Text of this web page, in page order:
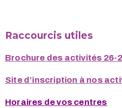
Raccourcis utiles
Brochure des activités 26-
Site d’inscription à nos
Horaires de vos centres